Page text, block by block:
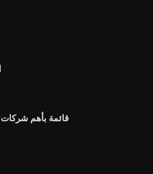
قائمة بأهم شركات